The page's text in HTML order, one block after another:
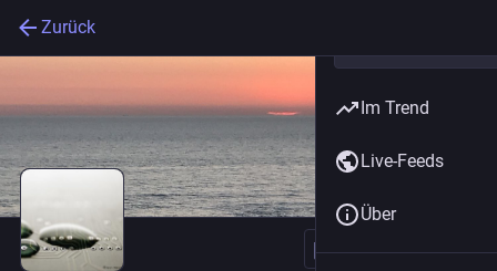
Zurück
Folgen
Im Trend
Live-Feeds
Über